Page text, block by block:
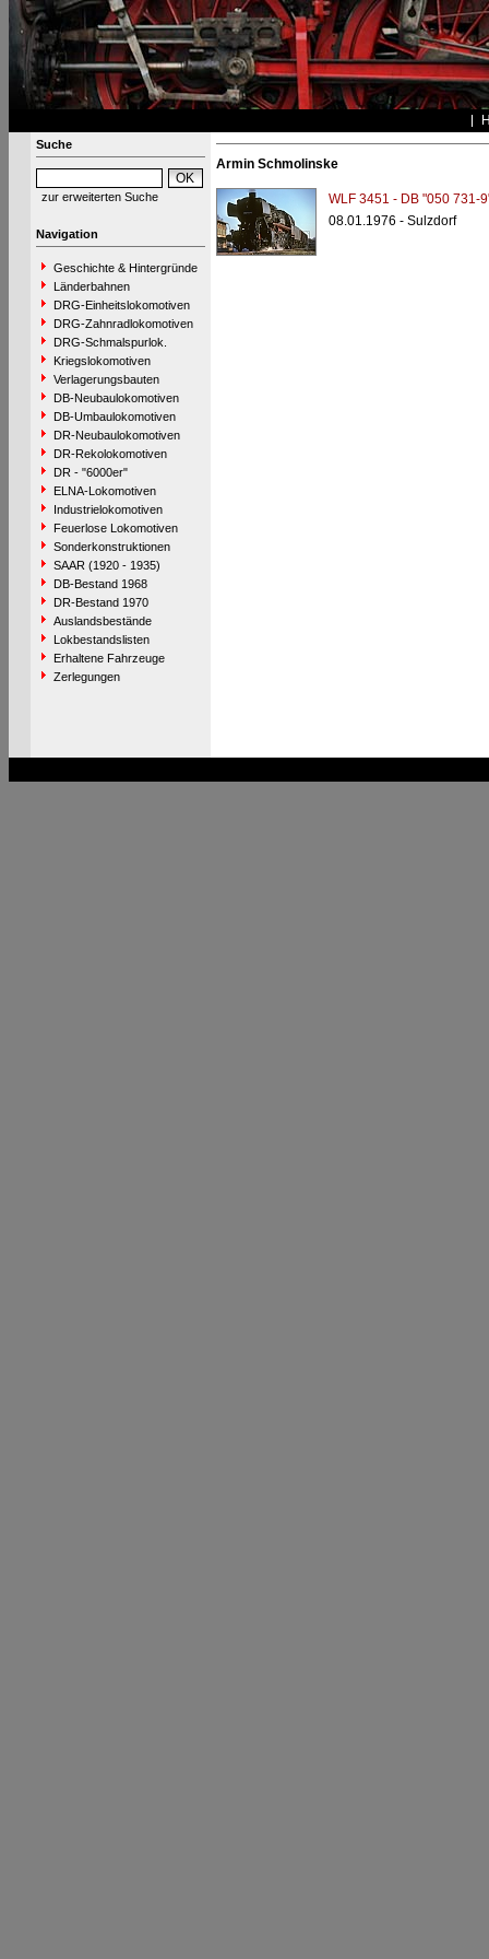
Suche
zur erweiterten Suche
Navigation
Geschichte & Hintergründe
Länderbahnen
DRG-Einheitslokomotiven
DRG-Zahnradlokomotiven
DRG-Schmalspurlok.
Kriegslokomotiven
Verlagerungsbauten
DB-Neubaulokomotiven
DB-Umbaulokomotiven
DR-Neubaulokomotiven
DR-Rekolokomotiven
DR - "6000er"
ELNA-Lokomotiven
Industrielokomotiven
Feuerlose Lokomotiven
Sonderkonstruktionen
SAAR (1920 - 1935)
DB-Bestand 1968
DR-Bestand 1970
Auslandsbestände
Lokbestandslisten
Erhaltene Fahrzeuge
Zerlegungen
Armin Schmolinske
WLF 3451 - DB "050 731-
08.01.1976 - Sulzdorf